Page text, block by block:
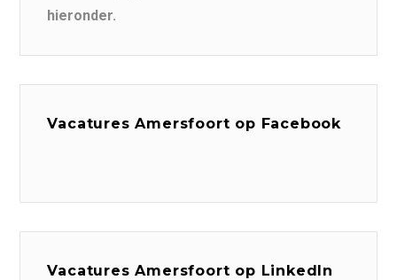
hieronder.
Vacatures Amersfoort op Facebook
Vacatures Amersfoort op LinkedIn